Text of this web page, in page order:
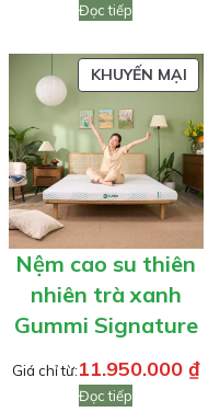
Đọc tiếp
KHUYẾN MẠISẢN
GIÁ
Nệm cao su thiên
nhiên trà xanh
Gummi Signature
Giá chỉ từ:11.950.000 ₫
Đọc tiếp